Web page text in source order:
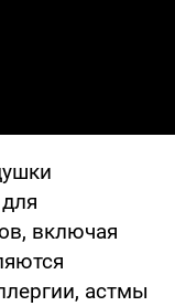
включая
астмы